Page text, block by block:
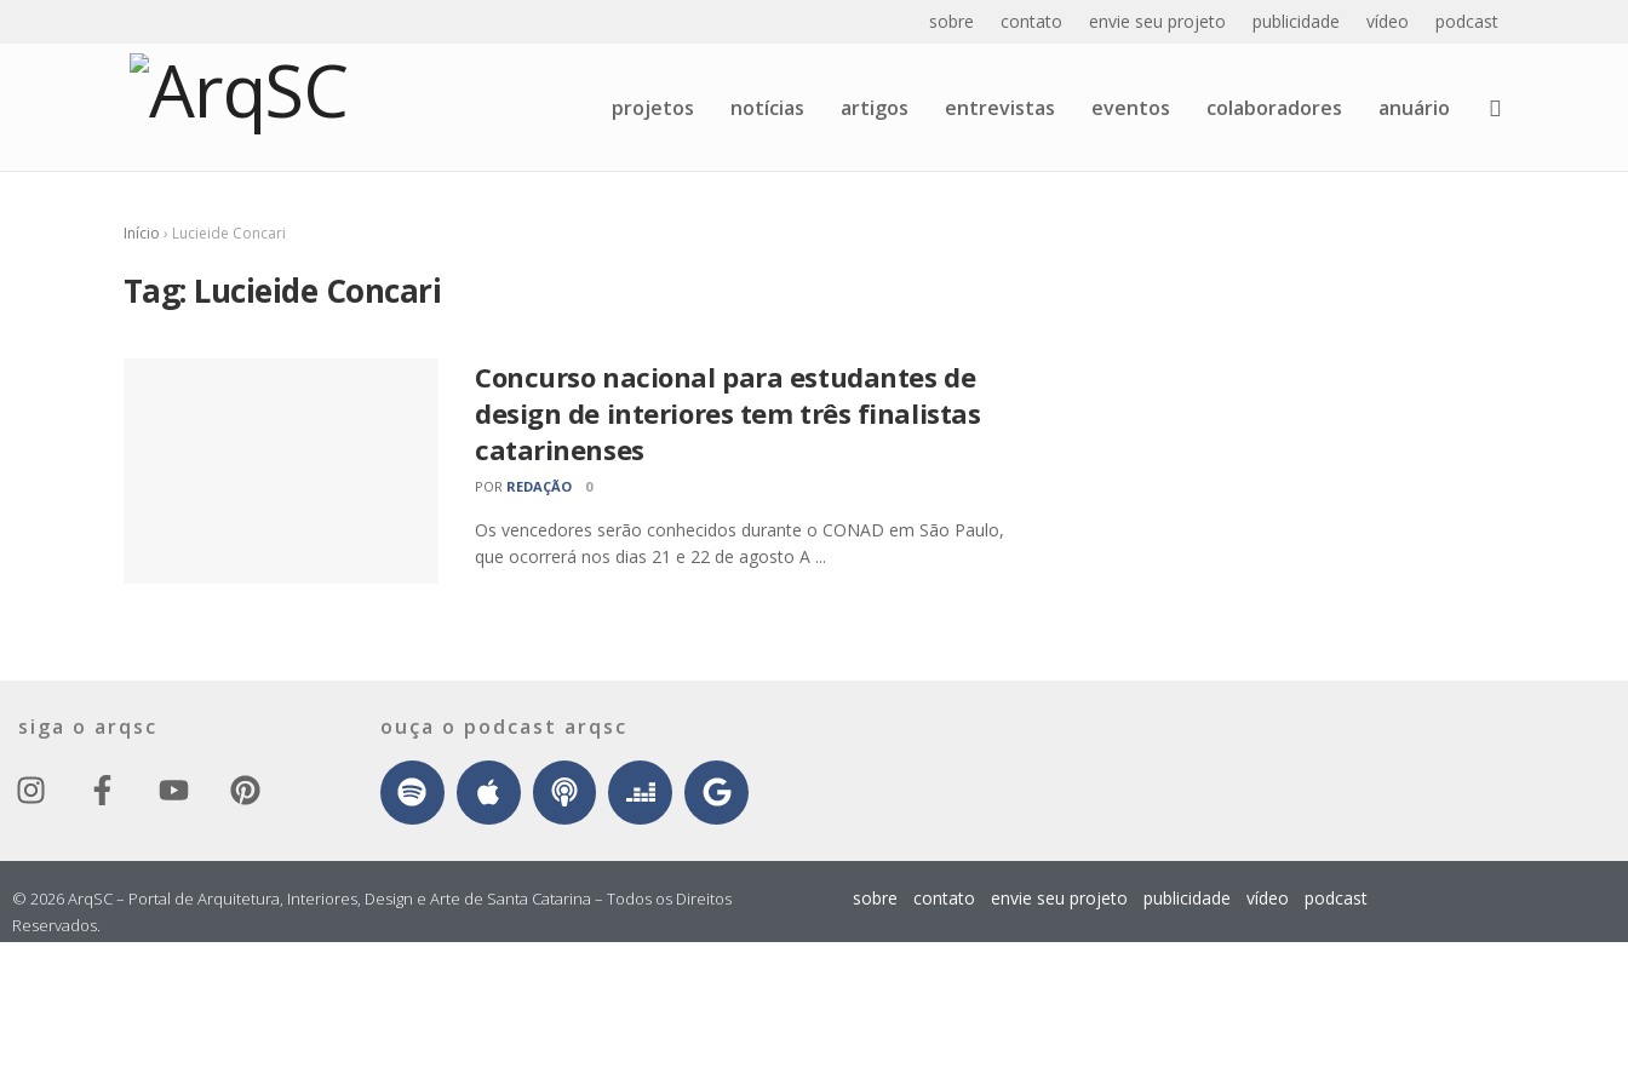
sobre contato envie seu projeto publicidade vídeo podcast
projetos notícias artigos entrevistas eventos colaboradores anuário
Início › Lucieide Concari
Tag: Lucieide Concari
Concurso nacional para estudantes de
design de interiores tem três finalistas
catarinenses
POR REDAÇÃO 0
Os vencedores serão conhecidos durante o CONAD em São Paulo,
que ocorrerá nos dias 21 e 22 de agosto A ...
siga o arqsc ouça o podcast arqsc
© 2026 ArqSC – Portal de Arquitetura, Interiores, Design e Arte de Santa Catarina – Todos os Direitos
Reservados.
sobre contato envie seu projeto publicidade vídeo podcast